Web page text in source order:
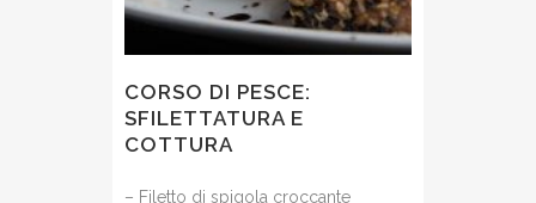
CORSO DI PESCE:
SFILETTATURA E
COTTURA
– Filetto di spigola croccante